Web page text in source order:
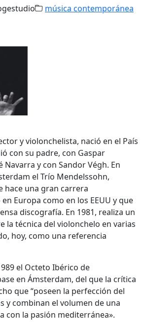
música contemporánea
y violonchelista, nació en el País
con su padre, con Gaspar
Navarra y con Sandor Végh. En
el Trío Mendelssohn,
hace una gran carrera
Europa como en los EEUU y que
discografía. En 1981, realiza un
la técnica del violonchelo en varias
hoy, como una referencia
el Octeto Ibérico de
en Ámsterdam, del que la crítica
que “poseen la perfección del
y combinan el volumen de una
con la pasión mediterránea».